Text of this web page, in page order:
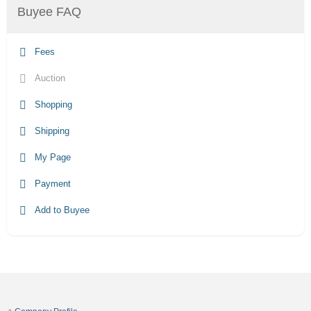
Buyee FAQ
Fees
Auction
Shopping
Shipping
My Page
Payment
Add to Buyee